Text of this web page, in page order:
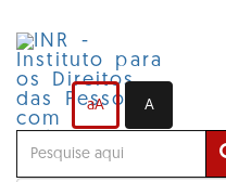
para
conteúdo
principal
aA A